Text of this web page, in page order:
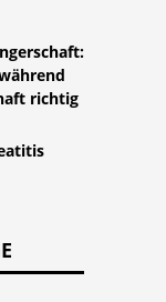
richtig